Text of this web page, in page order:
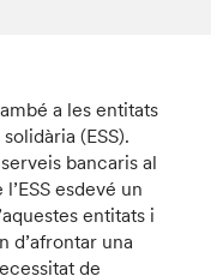
a les entitats
(ESS).
bancaris al
esdevé un
entitats i
d’afrontar una
de